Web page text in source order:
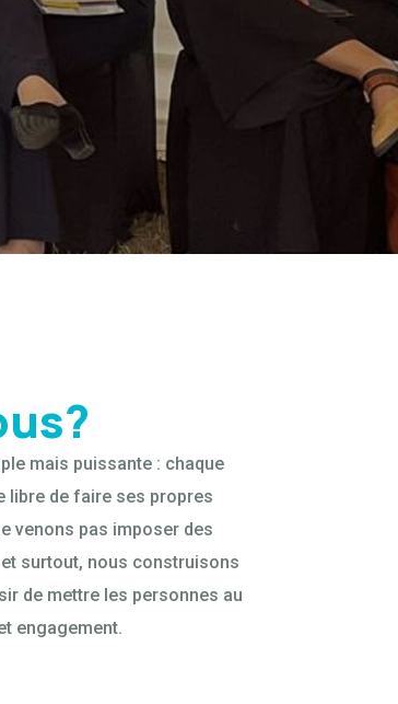
mais puissante : chaque
libre de faire ses propres
venons pas imposer des
surtout, nous construisons
de mettre les personnes au
engagement.